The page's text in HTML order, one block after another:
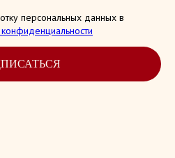
персональных данных в